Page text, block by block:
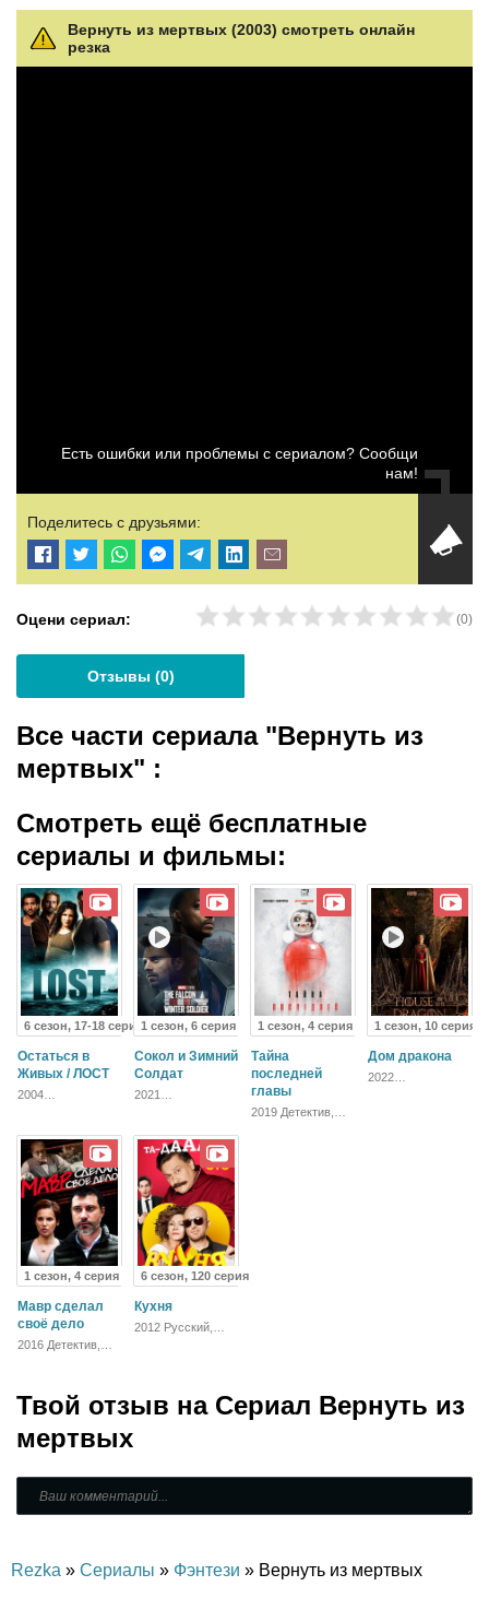
Вернуть из мертвых (2003) смотреть онлайн
резка
Есть ошибки или проблемы с сериалом? Сообщи
нам!
Поделитесь с друзьями:
Оцени сериал: (0)
Отзывы (0)
Все части сериала "Вернуть из
мертвых" :
Смотреть ещё бесплатные
сериалы и фильмы:
6 сезон, 17-18 серия
Остаться в
Живых / ЛОСТ
2004
Фэнтези,
Детектив,
Триллер,
Зарубежный,
Драма
1 сезон, 6 серия
Сокол и Зимний
Солдат
2021
Боевик, Драма
1 сезон, 4 серия
Тайна
последней
главы
2019 Детектив,
1 сезон, 10 серия
Дом дракона
2022
1 сезон, 4 серия
Мавр сделал
своё дело
2016 Детектив,
6 сезон, 120 серия
Кухня
2012 Русский,
Твой отзыв на Сериал Вернуть из
мертвых
Rezka » Сериалы » Фэнтези » Вернуть из мертвых